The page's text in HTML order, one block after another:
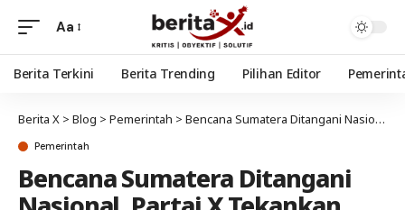
Aa
Berita Terkini Berita Trending Pilihan Editor
Berita X > Blog > Pemerintah > Bencana Sumatera Ditangani Nasional, Partai X Tekankan Akselerasi Bantuan
Pemerintah
Bencana Sumatera Ditangani